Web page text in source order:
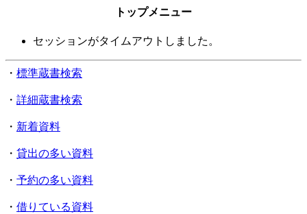
トップメニュー
セッションがタイムアウトしました。
・ 標準蔵書検索
・ 詳細蔵書検索
・ 新着資料
・ 貸出の多い資料
・ 予約の多い資料
・ 借りている資料